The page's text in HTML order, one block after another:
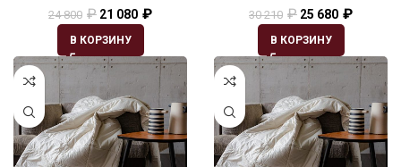
24 800 ₽ 21 080 ₽
В КОРЗИНУ
30 210 ₽ 25 680 ₽
В КОРЗИНУ